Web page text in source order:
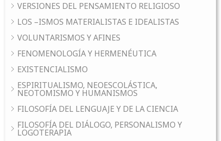
VERSIONES DEL PENSAMIENTO RELIGIOSO
LOS –ISMOS MATERIALISTAS E IDEALISTAS
VOLUNTARISMOS Y AFINES
FENOMENOLOGÍA Y HERMENÉUTICA
EXISTENCIALISMO
ESPIRITUALISMO, NEOESCOLÁSTICA,
NEOTOMISMO Y HUMANISMOS
FILOSOFÍA DEL LENGUAJE Y DE LA CIENCIA
FILOSOFÍA DEL DIÁLOGO, PERSONALISMO Y
LOGOTERAPIA